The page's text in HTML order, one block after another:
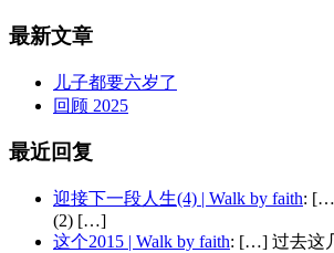
最新文章
儿子都要六岁了
回顾 2025
最近回复
迎接下一段人生(4) | Walk by faith:
(2) […]
这个2015 | Walk by faith: […] 过去这